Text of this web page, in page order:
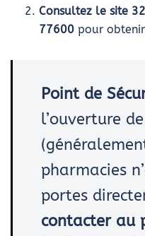
Consultez le site
77600 pour obtenir
Point de
l’ouverture
pharmacies
portes
contacter au